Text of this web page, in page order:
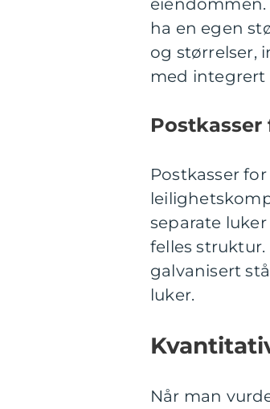
ha en egen
og størrelser,
med integrert
Postkasser
separate
felles
galvanisert
luker.
Når man